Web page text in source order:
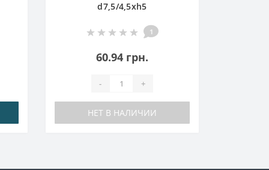
d7,5/4,5хh5
1
60.94 грн.
- +
НЕТ В НАЛИЧИИ